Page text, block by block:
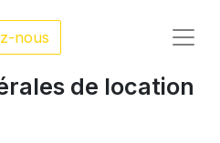
nous
de location